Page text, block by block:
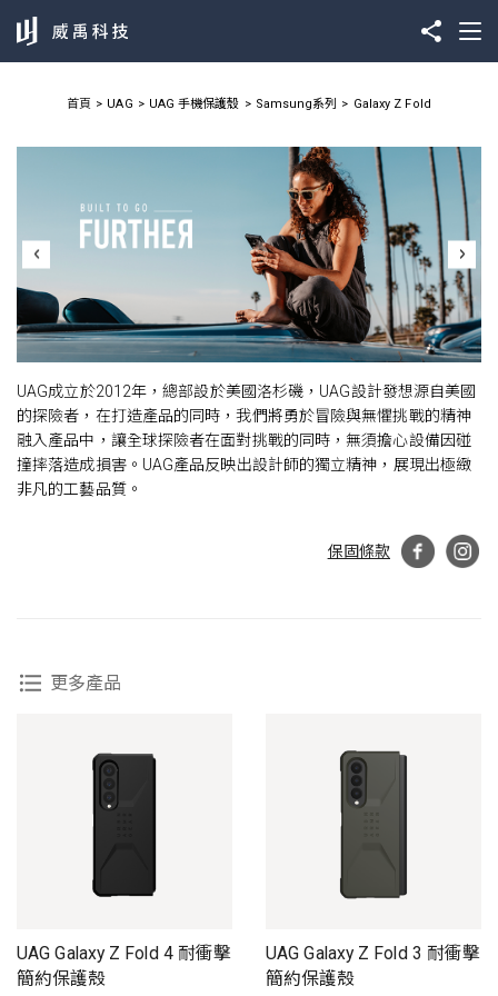
首頁 UAG UAG 手機保護殼 Samsung系列 Galaxy Z Fold
UAG成立於2012年，總部設於美國洛杉磯，UAG設計發想源自美國
的探險者，在打造產品的同時，我們將勇於冒險與無懼挑戰的精神
融入產品中，讓全球探險者在面對挑戰的同時，無須擔心設備因碰
撞摔落造成損害。UAG產品反映出設計師的獨立精神，展現出極緻
非凡的工藝品質。
保固條款
更多產品
UAG Galaxy Z Fold 4 耐衝擊
簡約保護殼
UAG Galaxy Z Fold 3 耐衝擊
簡約保護殼